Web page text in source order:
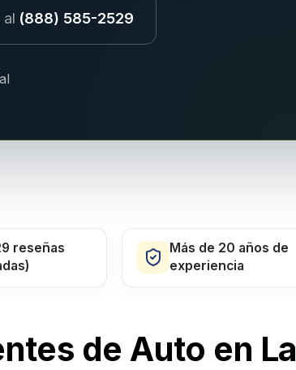
al (888) 585-2529
reseñas
Más de 20 años de
experiencia
de Auto en La